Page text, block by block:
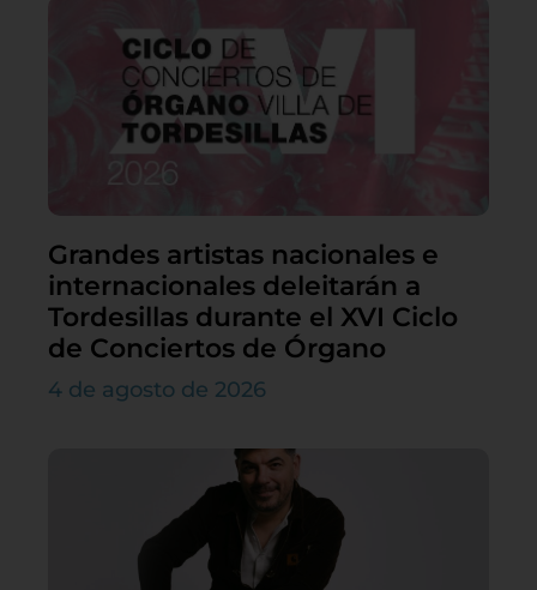
Grandes artistas nacionales e
internacionales deleitarán a
Tordesillas durante el XVI Ciclo
de Conciertos de Órgano
4 de agosto de 2026